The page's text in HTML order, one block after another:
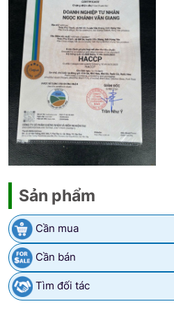
Sản phẩm
Cần mua
Cần bán
Tìm đối tác